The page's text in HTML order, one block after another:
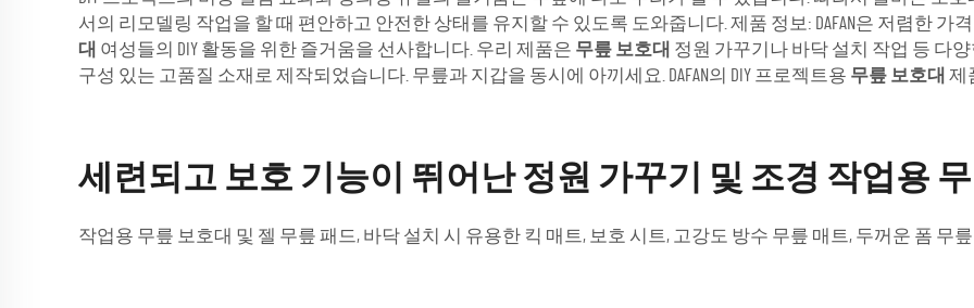
서의 리모델링 작업을 할 때 편안하고 안전한 상태를 유지할 수 있도록 도와줍니다. 제품 정보: DAFAN은 저렴한
대 여성들의 DIY 활동을 위한 즐거움을 선사합니다. 우리 제품은 무릎 보호대 정원 가꾸기나 바닥 설치 작업 등 다
구성 있는 고품질 소재로 제작되었습니다. 무릎과 지갑을 동시에 아끼세요. DAFAN의 DIY 프로젝트용 무릎 보호대 제
세련되고 보호 기능이 뛰어난 정원 가꾸기 및 조경 작업용
작업용 무릎 보호대 및 젤 무릎 패드, 바닥 설치 시 유용한 킥 매트, 보호 시트, 고강도 방수 무릎 매트, 두꺼운 폼 무